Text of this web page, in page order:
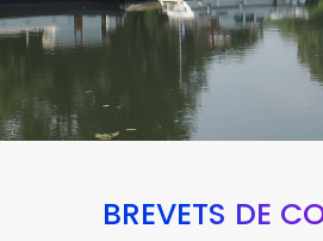
BREVETS DE